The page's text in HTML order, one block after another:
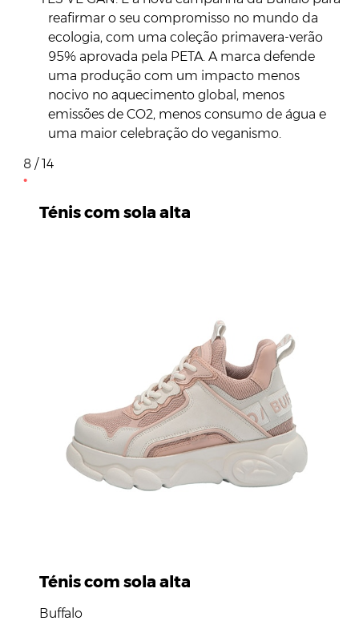
reafirmar o seu compromisso no mundo da
ecologia, com uma coleção primavera-verão
95% aprovada pela PETA. A marca defende
uma produção com um impacto menos
nocivo no aquecimento global, menos
emissões de CO2, menos consumo de água e
uma maior celebração do veganismo.
8 / 14
Ténis com sola alta
Ténis com sola alta
Buffalo